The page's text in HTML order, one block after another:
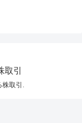
引
株取引.